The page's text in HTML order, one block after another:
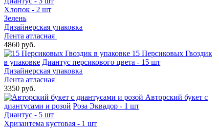
Хлопок - 2 шт
Зелень
Дизайнерская упаковка
Лента атласная
4860 руб.
15 Персиковых Гвоздик
в упаковке Диантус персикового цвета - 15 шт
Дизайнерская упаковка
Лента атласная
3350 руб.
Авторский букет с
диантусами и розой Роза Эквадор - 1 шт
Диантус - 5 шт
Хризантема кустовая - 1 шт